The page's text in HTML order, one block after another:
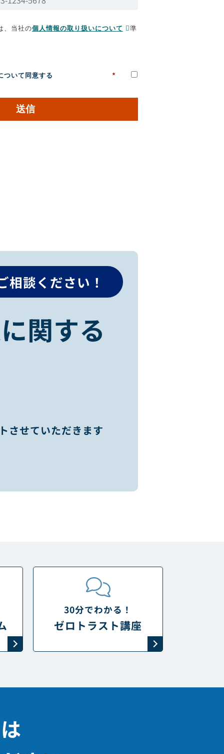
、当社の個人情報の取り扱いについて 準
*
ついて同意する
送信
相談ください！
関する
させていただきます
30分でわかる！
ゼロトラスト講座